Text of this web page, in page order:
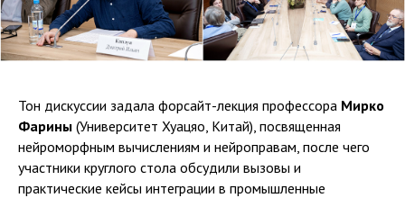
Тон дискуссии задала форсайт-лекция профессора Мирко
Фарины (Университет Хуацяо, Китай), посвященная
нейроморфным вычислениям и нейроправам, после чего
участники круглого стола обсудили вызовы и
практические кейсы интеграции в промышленные